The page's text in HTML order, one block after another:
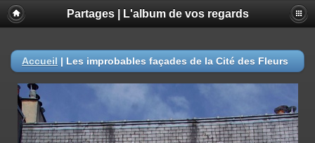
Partages | L'album de vos regards
Accueil | Les improbables façades de la Cité des Fleurs